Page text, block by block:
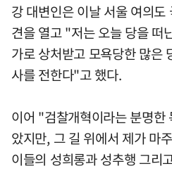
강 대변인은 이날 서울 여의
견을 열고 "저는 오늘 당을 떠
가로 상처받고 모욕당한 많은
사를 전한다"고 했다.
이어 "검찰개혁이라는 분명한
았지만, 그 길 위에서 제가 마
이들의 성희롱과 성추행 그리